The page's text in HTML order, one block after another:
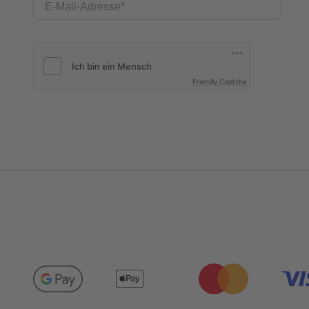
E-Mail-Adresse
Friendly Captcha